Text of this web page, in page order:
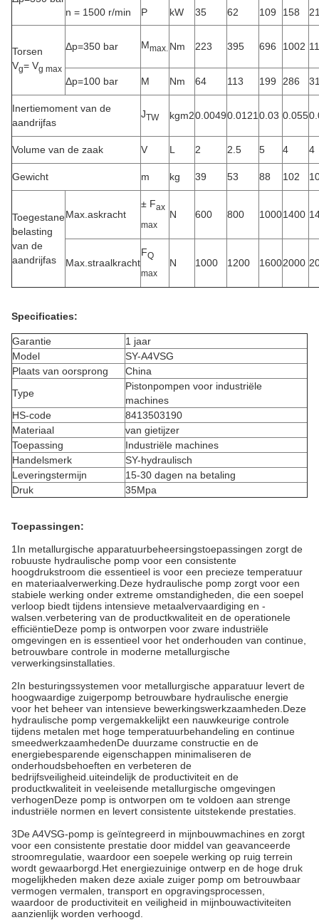
n = 1500 r/min
P kW 35 62 109 158
Torsen
Vg= Vg max
Δp=350 bar Mmax. Nm 223 395 696 1002
Δp=100 bar M Nm 64 113 199 286
Inertiemoment van de
aandrijfas
JTW kgm20.00490.0121 0.03 0.055
Volume van de zaak V L 2 2.5 5 4 4
Gewicht m kg 39 53 88 102
Toegestane
belasting
van de
aandrijfas
Max.askracht
± Fax
max
N 600 800 10001400
Max.straalkracht
FQ
max
N 1000 1200 16002000
Specificaties:
Garantie
1 jaar
Model
SY-A4VSG
Plaats van oorsprong
China
Type
Pistonpompen voor industriële
machines
HS-code
8413503190
Materiaal
van gietijzer
Toepassing
Industriële machines
Handelsmerk
SY-hydraulisch
Leveringstermijn
15-30 dagen na betaling
Druk
35Mpa
Toepassingen:
1In metallurgische apparatuurbeheersingstoepassingen zorgt de
robuuste hydraulische pomp voor een consistente
hoogdrukstroom die essentieel is voor een precieze temperatuur
en materiaalverwerking.Deze hydraulische pomp zorgt voor een
stabiele werking onder extreme omstandigheden, die een soepel
verloop biedt tijdens intensieve metaalvervaardiging en -
walsen.verbetering van de productkwaliteit en de operationele
efficiëntieDeze pomp is ontworpen voor zware industriële
omgevingen en is essentieel voor het onderhouden van continue,
betrouwbare controle in moderne metallurgische
verwerkingsinstallaties.
2In besturingssystemen voor metallurgische apparatuur levert de
hoogwaardige zuigerpomp betrouwbare hydraulische energie
voor het beheer van intensieve bewerkingswerkzaamheden.Deze
hydraulische pomp vergemakkelijkt een nauwkeurige controle
tijdens metalen met hoge temperatuurbehandeling en continue
smeedwerkzaamhedenDe duurzame constructie en de
energiebesparende eigenschappen minimaliseren de
onderhoudsbehoeften en verbeteren de
bedrijfsveiligheid.uiteindelijk de productiviteit en de
productkwaliteit in veeleisende metallurgische omgevingen
verhogenDeze pomp is ontworpen om te voldoen aan strenge
industriële normen en levert consistente uitstekende prestaties.
3De A4VSG-pomp is geïntegreerd in mijnbouwmachines en zorgt
voor een consistente prestatie door middel van geavanceerde
stroomregulatie, waardoor een soepele werking op ruig terrein
wordt gewaarborgd.Het energiezuinige ontwerp en de hoge druk
mogelijkheden maken deze axiale zuiger pomp om betrouwbaar
vermogen vermalen, transport en opgravingsprocessen,
waardoor de productiviteit en veiligheid in mijnbouwactiviteiten
aanzienlijk worden verhoogd.